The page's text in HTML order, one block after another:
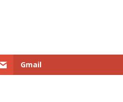
Gmail